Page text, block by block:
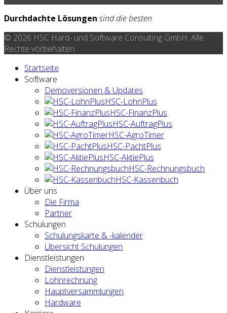
Durchdachte Lösungen sind die besten
© 2026 HSC Hard- und Software Consulting GmbH. Alle
Rechte vorbehalten.
Startseite
Software
Demoversionen & Updates
HSC-LohnPlus
HSC-FinanzPlus
HSC-AuftragPlus
HSC-AgroTimer
HSC-PachtPlus
HSC-AktiePlus
HSC-Rechnungsbuch
HSC-Kassenbuch
Über uns
Die Firma
Partner
Schulungen
Schulungskarte & -kalender
Übersicht Schulungen
Dienstleistungen
Dienstleistungen
Lohnrechnung
Hauptversammlungen
Hardware